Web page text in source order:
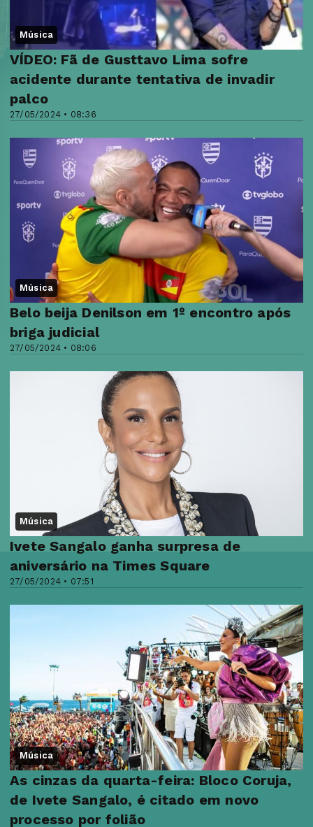
Música
27/05/2024 • 08:36
VÍDEO: Fã de Gusttavo Lima sofre
acidente durante tentativa de invadir
palco
Música
27/05/2024 • 08:06
Belo beija Denilson em 1º encontro após
briga judicial
Música
27/05/2024 • 07:51
Ivete Sangalo ganha surpresa de
aniversário na Times Square
Música
As cinzas da quarta-feira: Bloco Coruja,
de Ivete Sangalo, é citado em novo
processo por folião